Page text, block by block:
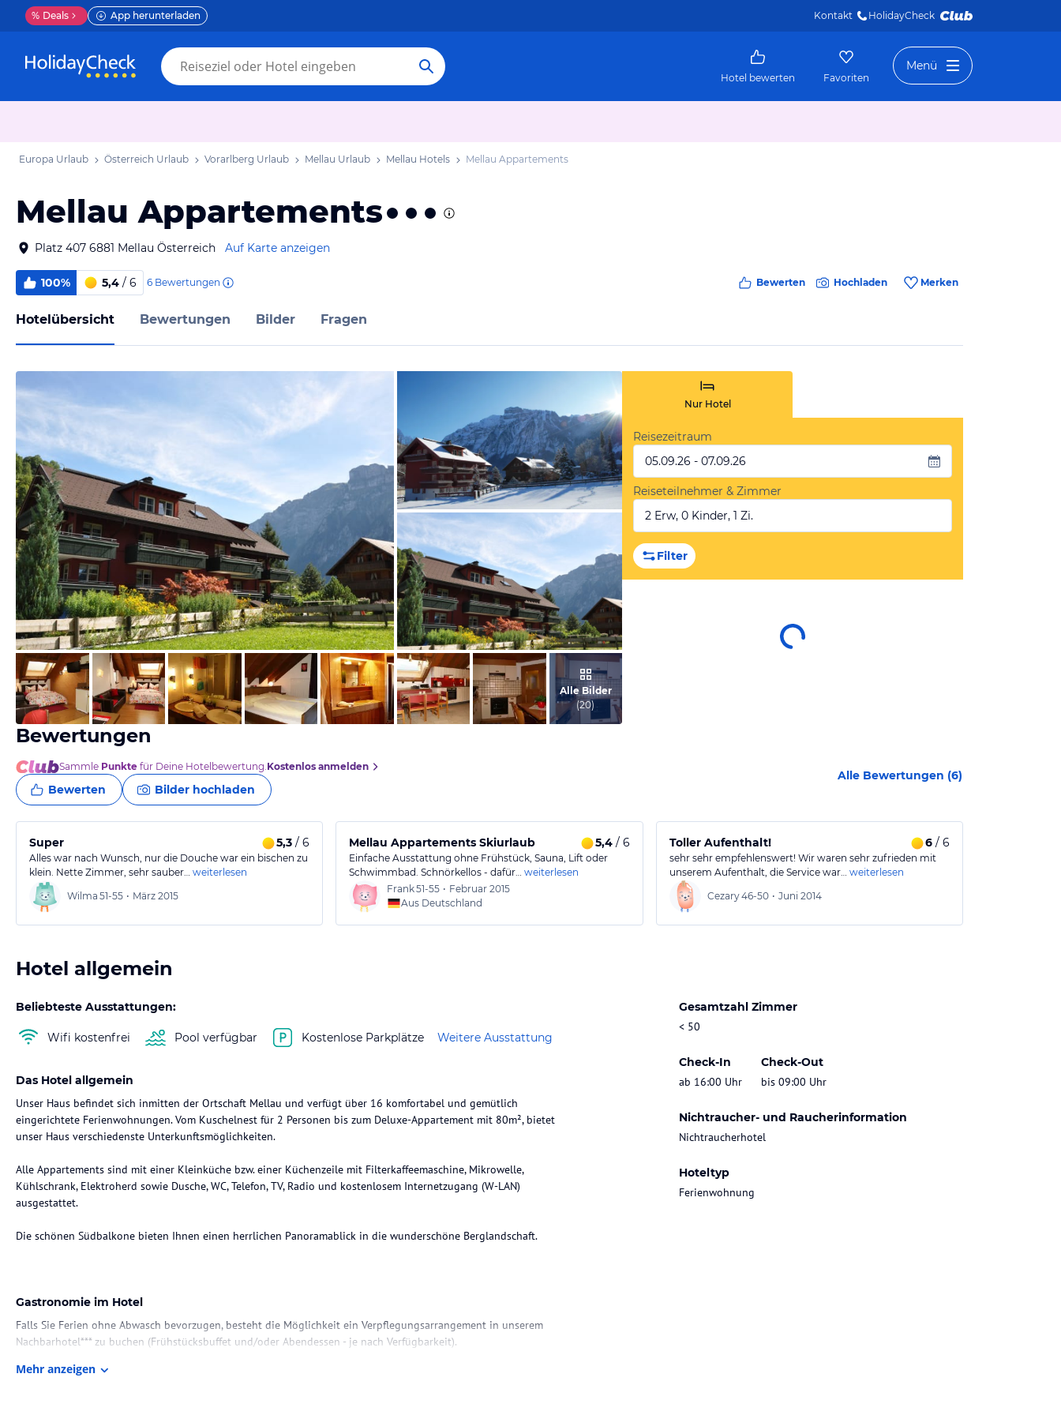
% Deals App herunterladen Kontakt HolidayCheck
Hotel bewerten Favoriten
Menü
Europa Urlaub Österreich Urlaub Vorarlberg Urlaub Mellau Urlaub Mellau Hotels Mellau Appartements
Mellau Appartements
Platz 407 6881 Mellau Österreich Auf Karte anzeigen
100% 5,4 / 6 6 Bewertungen Bewerten Hochladen Merken
Hotelübersicht Bewertungen Bilder Fragen
vom Hotelier, August 2013
vom Hotelier, August 2013
vom Hotelier, August 2013
Alle Bilder
(20)
Nur Hotel
Reisezeitraum
05.09.26 - 07.09.26
Reiseteilnehmer & Zimmer
2 Erw, 0 Kinder, 1 Zi.
Filter
Bewertungen
Sammle Punkte für Deine Hotelbewertung.Kostenlos anmelden
Bewerten Bilder hochladen
Alle Bewertungen (6)
Super 5,3 / 6
Alles war nach Wunsch, nur die Douche war ein bischen zu
klein. Nette Zimmer, sehr sauber… weiterlesen
Wilma 51-55 • März 2015
Mellau Appartements Skiurlaub 5,4/ 6
Einfache Ausstattung ohne Frühstück, Sauna, Lift oder
Schwimmbad. Schnörkellos - dafür… weiterlesen
Frank51-55 • Februar 2015
Aus Deutschland
Toller Aufenthalt! 6/ 6
sehr sehr empfehlenswert! Wir waren sehr zufrieden mit
unserem Aufenthalt, die Service war… weiterlesen
Cezary46-50 • Juni 2014
Hotel allgemein
Beliebteste Ausstattungen:
Wifi kostenfrei Pool verfügbar Kostenlose Parkplätze Weitere Ausstattung
Gesamtzahl Zimmer
< 50
Check-In
ab 16:00 Uhr
Check-Out
bis 09:00 Uhr
Nichtraucher- und Raucherinformation
Nichtraucherhotel
Hoteltyp
Ferienwohnung
Das Hotel allgemein
Unser Haus befindet sich inmitten der Ortschaft Mellau und verfügt über 16 komfortabel und gemütlich
eingerichtete Ferienwohnungen. Vom Kuschelnest für 2 Personen bis zum Deluxe-Appartement mit 80m², bietet
unser Haus verschiedenste Unterkunftsmöglichkeiten.
Alle Appartements sind mit einer Kleinküche bzw. einer Küchenzeile mit Filterkaffeemaschine, Mikrowelle,
Kühlschrank, Elektroherd sowie Dusche, WC, Telefon, TV, Radio und kostenlosem Internetzugang (W-LAN)
ausgestattet.
Die schönen Südbalkone bieten Ihnen einen herrlichen Panoramablick in die wunderschöne Berglandschaft.
Gastronomie im Hotel
Falls Sie Ferien ohne Abwasch bevorzugen, besteht die Möglichkeit ein Verpflegungsarrangement in unserem
Nachbarhotel*** zu buchen (Frühstücksbuffet und/oder Abendessen - je nach Verfügbarkeit).
Sport und Unterhaltung
Mehr anzeigen